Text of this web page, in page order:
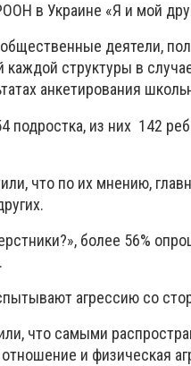
в Украине «Я и мой
деятели,
структуры в
анкетирования
подростка, из них 142
что по их мнению,
более 56%
агрессию со
что самыми
и физическая